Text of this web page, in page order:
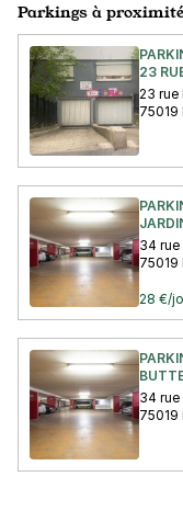
Parkings à proximité
23
23 rue
75019
34 rue
75019
28 €/
34 rue
75019